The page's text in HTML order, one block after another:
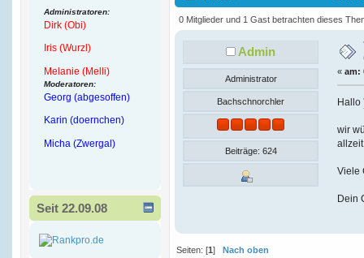
Administratoren:
Dirk (Obi)
Iris (Wurzl)
Melanie (Melli)
Moderatoren:
Georg (abgesoffen)
Karin (doernchen)
Micha (Zwergal)
Seit 22.09.08
5817 mal)
0 Mitglieder und 1 Gast betrachten dieses
Admin
Administrator
Bachschnorchler
Beiträge: 624
« am:
Hallo
wir
Viele
Dein
Seiten: [1] Nach oben